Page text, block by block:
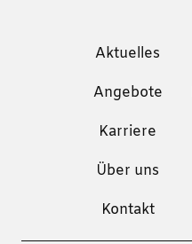
Aktuelles
Angebote
Karriere
Über uns
Kontakt